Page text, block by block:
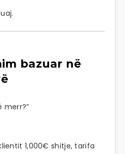
bazuar në
merr?”
1,000€ shitje, tarifa